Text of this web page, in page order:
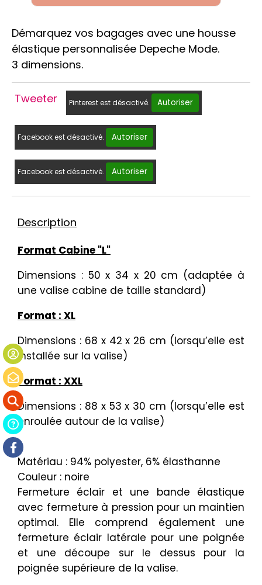
Démarquez vos bagages avec une housse
élastique personnalisée Depeche Mode.
3 dimensions.
Tweeter Pinterest est désactivé. Autoriser
Facebook est désactivé. Autoriser
Facebook est désactivé. Autoriser
Description
Format Cabine "L"
Dimensions : 50 x 34 x 20 cm (adaptée à
une valise cabine de taille standard)
Format : XL
Dimensions : 68 x 42 x 26 cm (lorsqu’elle est
installée sur la valise)
Format : XXL
Dimensions : 88 x 53 x 30 cm (lorsqu’elle est
enroulée autour de la valise)
Matériau : 94% polyester, 6% élasthanne
Couleur : noire
Fermeture éclair et une bande élastique
avec fermeture à pression pour un maintien
optimal. Elle comprend également une
fermeture éclair latérale pour une poignée
et une découpe sur le dessus pour la
poignée supérieure de la valise.